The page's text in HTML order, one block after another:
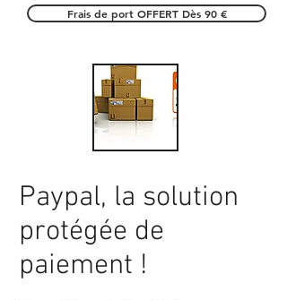
Frais de port OFFERT Dès 90 €
Paypal, la solution
protégée de
paiement !